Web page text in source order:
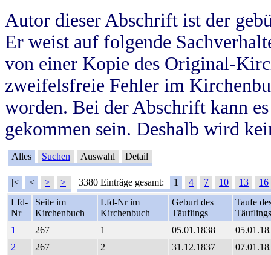
Autor dieser Abschrift ist der
Er weist auf folgende
von einer Kopie des Original-
zweifelsfreie Fehler im
worden. Bei der Abschrift kann
gekommen sein. Deshalb wird
Alles Suchen Auswahl Detail
|< < > >| 3380 Einträge gesamt: 1 4 7 10 13
16
Lfd-
Nr
Seite im
Kirchenbuch
Lfd-Nr im
Kirchenbuch
Geburt des
Täuflings
Taufe
Täuflings
1
267 1 05.01.1838
2
267 2 31.12.1837